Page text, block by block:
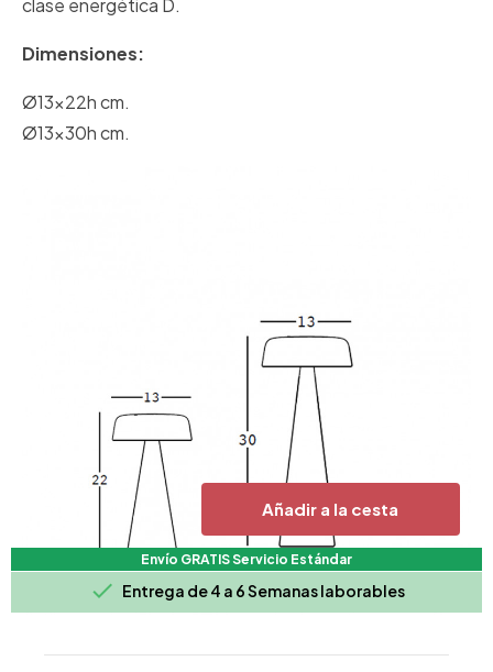
Añadir a la cesta
Envío GRATIS Servicio Estándar
 Entrega de 4 a 6 Semanas laborables
clase energética D.
Dimensiones:
Ø13x22h cm.
Ø13x30h cm.